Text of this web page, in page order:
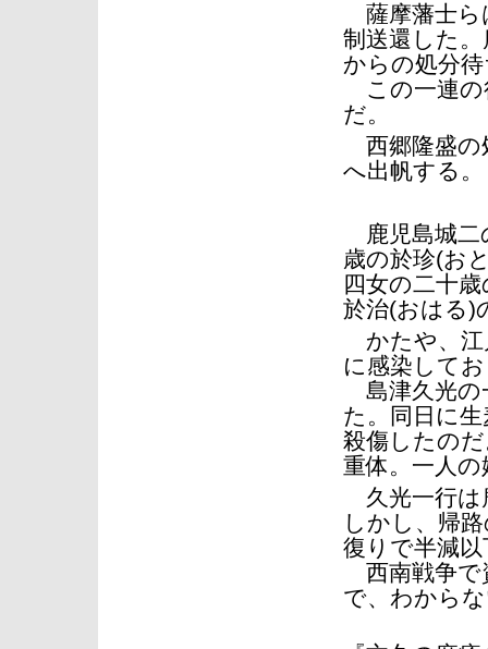
薩摩藩士ら
制送還した
からの処分
この一連の
だ。
西郷隆盛の
へ出帆する。
鹿児島城二
歳の於珍(お
四女の二十
於治(おはる)
かたや、江
に感染して
島津久光の
た。同日に
殺傷したの
重体。一人
久光一行は
しかし、帰
復りで半減
西南戦争で
で、わから